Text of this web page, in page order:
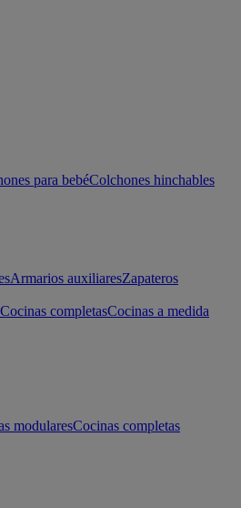
para bebéColchones hinchables
Armarios auxiliaresZapateros
Cocinas completasCocinas a medida
modularesCocinas completas